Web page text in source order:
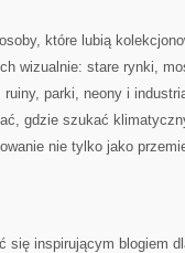
które lubią
wizualnie: stare rynki,
parki, neony i
gdzie szukać
nie tylko jako
się inspirującym blogiem